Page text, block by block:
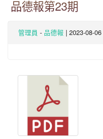
品德報第23期
管理員 - 品德報 | 2023-08-